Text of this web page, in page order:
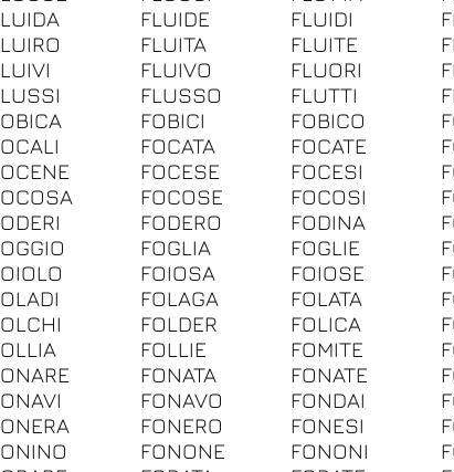
FLUIDE FLUIDI
FLUITA FLUITE
FLUIVO FLUORI
FLUSSO FLUTTI
FOBICI FOBICO
FOCATA FOCATE
FOCESE FOCESI
FOCOSE FOCOSI
FODERO FODINA
FOGLIA FOGLIE
FOIOSA FOIOSE
FOLAGA FOLATA
FOLDER FOLICA
FOLLIE FOMITE
FONATA FONATE
FONAVO FONDAI
FONERO FONESI
FONONE FONONI